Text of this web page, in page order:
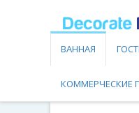
ВАННАЯ
КОММЕРЧЕСКИЕ